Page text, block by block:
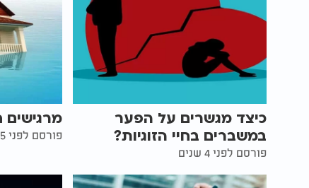
כיצד מגשרים על הפער
במשברים בחיי הזוגיות?
פורסם לפני 4 שנים
מרגישים
פורסם לפני 5 שנים